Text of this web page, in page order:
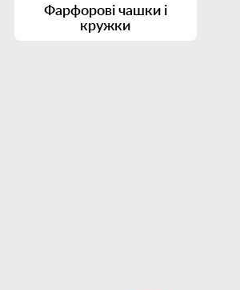
Фарфорові чашки і
кружки